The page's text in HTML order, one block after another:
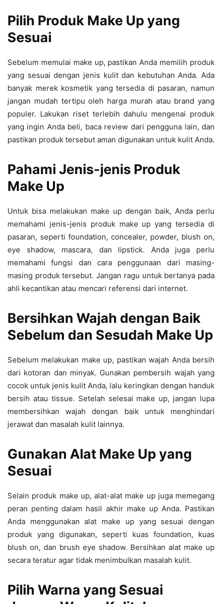
Pilih Produk Make Up yang
Sesuai
Sebelum memulai make up, pastikan Anda memilih produk
yang sesuai dengan jenis kulit dan kebutuhan Anda. Ada
banyak merek kosmetik yang tersedia di pasaran, namun
jangan mudah tertipu oleh harga murah atau brand yang
populer. Lakukan riset terlebih dahulu mengenai produk
yang ingin Anda beli, baca review dari pengguna lain, dan
pastikan produk tersebut aman digunakan untuk kulit Anda.
Pahami Jenis-jenis Produk
Make Up
Untuk bisa melakukan make up dengan baik, Anda perlu
memahami jenis-jenis produk make up yang tersedia di
pasaran, seperti foundation, concealer, powder, blush on,
eye shadow, mascara, dan lipstick. Anda juga perlu
memahami fungsi dan cara penggunaan dari masing-
masing produk tersebut. Jangan ragu untuk bertanya pada
ahli kecantikan atau mencari referensi dari internet.
Bersihkan Wajah dengan Baik
Sebelum dan Sesudah Make Up
Sebelum melakukan make up, pastikan wajah Anda bersih
dari kotoran dan minyak. Gunakan pembersih wajah yang
cocok untuk jenis kulit Anda, lalu keringkan dengan handuk
bersih atau tissue. Setelah selesai make up, jangan lupa
membersihkan wajah dengan baik untuk menghindari
jerawat dan masalah kulit lainnya.
Gunakan Alat Make Up yang
Sesuai
Selain produk make up, alat-alat make up juga memegang
peran penting dalam hasil akhir make up Anda. Pastikan
Anda menggunakan alat make up yang sesuai dengan
produk yang digunakan, seperti kuas foundation, kuas
blush on, dan brush eye shadow. Bersihkan alat make up
secara teratur agar tidak menimbulkan masalah kulit.
Pilih Warna yang Sesuai